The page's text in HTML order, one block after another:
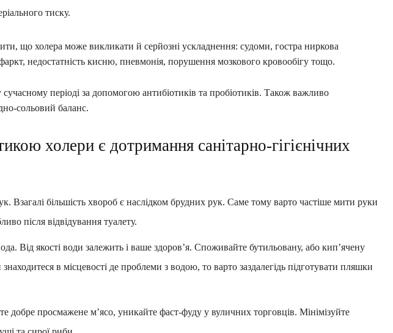
тиску.
що холера може викликати й серйозні ускладнення: судоми, гостра ниркова
недостатність кисню, пневмонія, порушення мозкового кровообігу тощо.
періоді за допомогою антибіотиків та пробіотиків. Також важливо
сольовий баланс.
холери є дотримання санітарно-гігієнічних
Взагалі більшість хвороб є наслідком брудних рук. Саме тому варто частіше мити руки
після відвідування туалету.
Від якості води залежить і ваше здоров’я. Споживайте бутильовану, або кип’ячену
в місцевості де проблеми з водою, то варто заздалегідь підготувати пляшки
добре просмажене м’ясо, уникайте фаст-фуду у вуличних торговців. Мінімізуйте